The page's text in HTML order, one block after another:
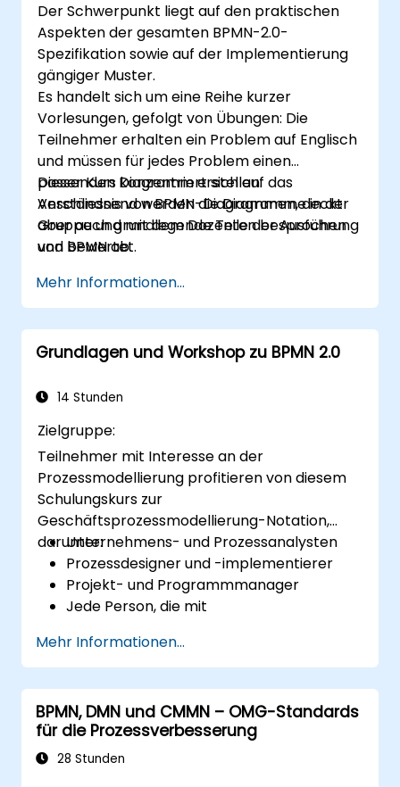
Der Schwerpunkt liegt auf den praktischen
Aspekten der gesamten BPMN-2.0-
Spezifikation sowie auf der Implementierung
gängiger Muster.
Es handelt sich um eine Reihe kurzer
Vorlesungen, gefolgt von Übungen: Die
Teilnehmer erhalten ein Problem auf Englisch
und müssen für jedes Problem einen
passenden Diagramm erstellen.
Anschliessend werden die Diagramme in der
Gruppe und mit dem Dozenten besprochen
und bewertet.
Dieser Kurs konzentriert sich auf das
Verständnis von BPMN-Diagrammen, deckt
aber auch grundlegende Teile der Ausführung
von BPMN ab.
Mehr Informationen...
Grundlagen und Workshop zu BPMN 2.0
14 Stunden
Zielgruppe:
Teilnehmer mit Interesse an der
Prozessmodellierung profitieren von diesem
Schulungskurs zur
Geschäftsprozessmodellierung-Notation,
darunter:
Unternehmens- und Prozessanalysten
Prozessdesigner und -implementierer
Projekt- und Programmmanager
Jede Person, die mit
Transformationen betraut ist.
Mehr Informationen...
BPMN, DMN und CMMN – OMG-Standards
für die Prozessverbesserung
28 Stunden